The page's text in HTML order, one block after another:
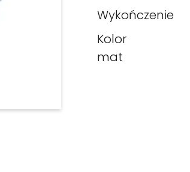
Wykończenie
Kolor
mat